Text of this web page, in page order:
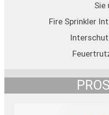
Sie
Fire Sprinkler